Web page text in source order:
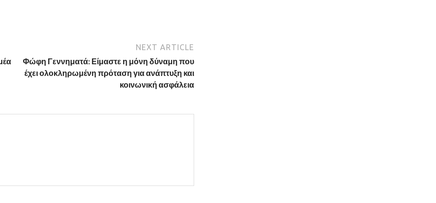
NEXT ARTICLE
Φώφη Γεννηματά: Είμαστε η μόνη δύναμη που
έχει ολοκληρωμένη πρόταση για ανάπτυξη και
κοινωνική ασφάλεια